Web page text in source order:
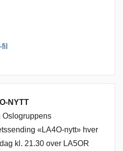
NYTT
Oslogruppens
«LA4O-nytt» hver
kl. 21.30 over LA5OR